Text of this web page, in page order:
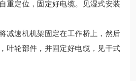
重定位，固定好电缆。见湿式安装
减速机机架固定在工作桥上，然后
叶轮部件，并固定好电缆，见干式